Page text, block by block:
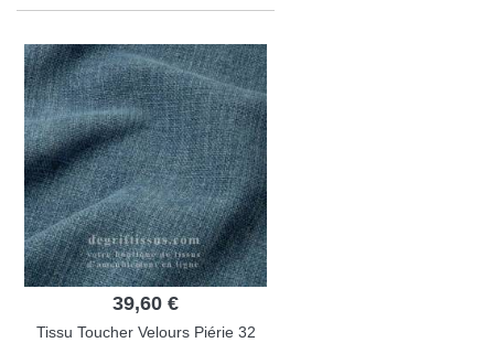
39,60 €
Tissu Toucher Velours Piérie 32